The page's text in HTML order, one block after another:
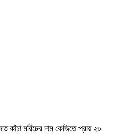
কাঁচা মরিচের দাম কেজিতে প্রায় ২০